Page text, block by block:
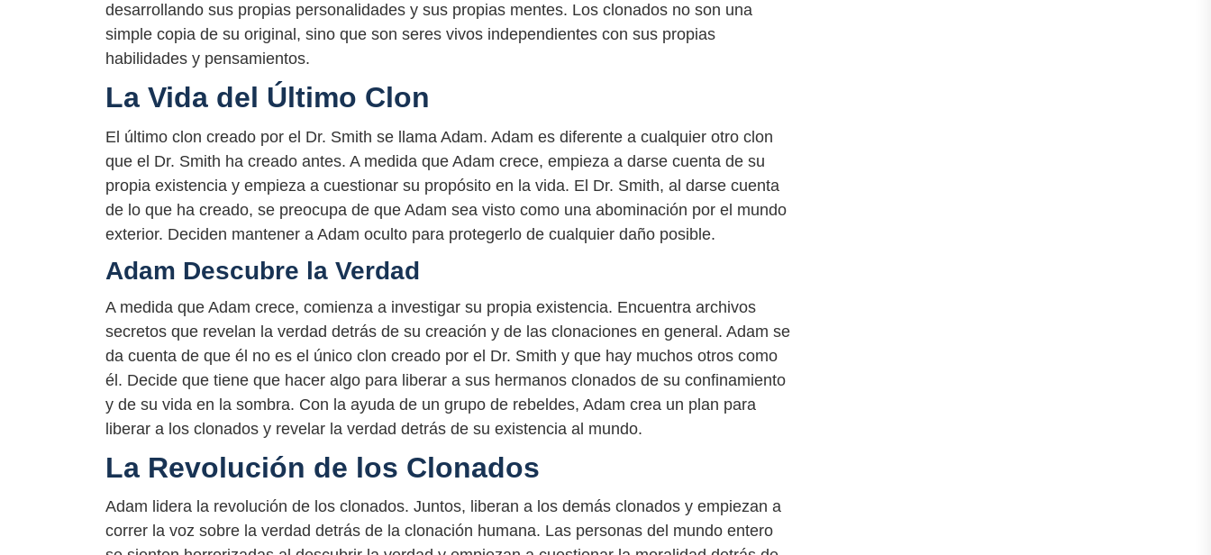
desarrollando sus propias personalidades y sus propias mentes. Los clonados no son una
simple copia de su original, sino que son seres vivos independientes con sus propias
habilidades y pensamientos.
La Vida del Último Clon
El último clon creado por el Dr. Smith se llama Adam. Adam es diferente a cualquier otro clon
que el Dr. Smith ha creado antes. A medida que Adam crece, empieza a darse cuenta de su
propia existencia y empieza a cuestionar su propósito en la vida. El Dr. Smith, al darse cuenta
de lo que ha creado, se preocupa de que Adam sea visto como una abominación por el mundo
exterior. Deciden mantener a Adam oculto para protegerlo de cualquier daño posible.
Adam Descubre la Verdad
A medida que Adam crece, comienza a investigar su propia existencia. Encuentra archivos
secretos que revelan la verdad detrás de su creación y de las clonaciones en general. Adam se
da cuenta de que él no es el único clon creado por el Dr. Smith y que hay muchos otros como
él. Decide que tiene que hacer algo para liberar a sus hermanos clonados de su confinamiento
y de su vida en la sombra. Con la ayuda de un grupo de rebeldes, Adam crea un plan para
liberar a los clonados y revelar la verdad detrás de su existencia al mundo.
La Revolución de los Clonados
Adam lidera la revolución de los clonados. Juntos, liberan a los demás clonados y empiezan a
correr la voz sobre la verdad detrás de la clonación humana. Las personas del mundo entero